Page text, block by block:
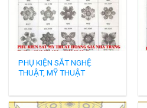
PHỤ KIỆN SẮT NGHỆ
THUẬT, MỸ THUẬT